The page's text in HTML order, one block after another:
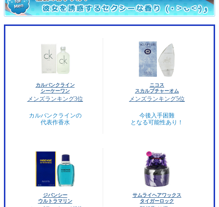
カルバンクライン
シーケーワン
メンズランキング3位
カルバンクラインの
代表作香水
ニコス
スカルプチャーオム
メンズランキング5位
今後入手困難
となる可能性あり！
ジバンシー
ウルトラマリン
サムライヘアワックス
タイガーロック